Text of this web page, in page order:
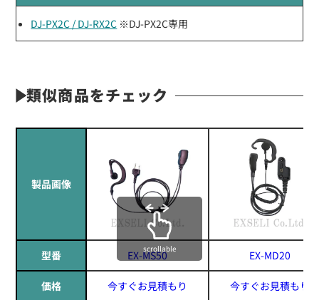
DJ-PX2C / DJ-RX2C ※DJ-PX2C専用
類似商品をチェック
製品画像
型番 EX-MS50 EX-MD20
価格 今すぐお見積もり 今すぐお見積もり
scrollable